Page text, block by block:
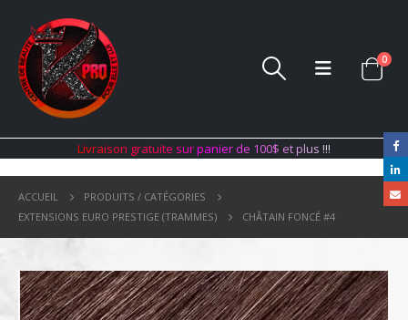
0
Livraison gratuite surpanier de 100$ etplus !!!
ACCUEIL
PRODUITS / CATÉGORIES
EXTENSIONS EURO PRESTIGE (TRAMMES)
CHÂTAIN FONCÉ #4